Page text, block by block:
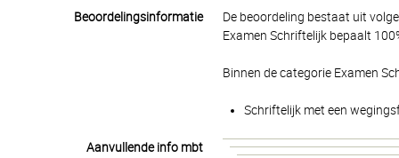
Beoordelingsinformatie
De beoordeling bestaat uit
Examen Schriftelijk bepaalt
Binnen de categorie Examen
Schriftelijk met een
Aanvullende info mbt